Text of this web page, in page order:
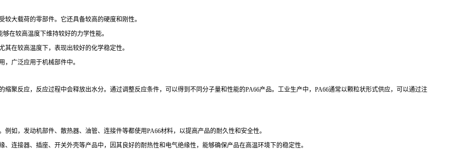
大载荷的零部件。它还具备较高的硬度和刚性。
在较高温度下维持较好的力学性能。
其在较高温度下，表现出较好的化学稳定性。
，广泛应用于机械部件中。
聚反应，反应过程中会释放出水分。通过调整反应条件，可以得到不同分子量和性能的PA66产品。工业生产中，PA66通常以颗粒状形式供应，可以通过注
如，发动机部件、散热器、油管、连接件等都使用PA66材料，以提高产品的耐久性和安全性。
、连接器、插座、开关外壳等产品中，因其良好的耐热性和电气绝缘性，能够确保产品在高温环境下的稳定性。